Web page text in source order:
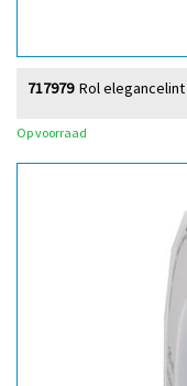
Rol
717979
Op voorraad